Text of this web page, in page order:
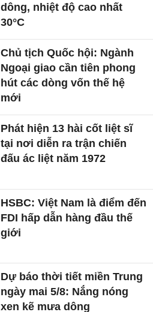
dông, nhiệt độ cao nhất
30°C
Chủ tịch Quốc hội: Ngành
Ngoại giao cần tiên phong
hút các dòng vốn thế hệ
mới
Phát hiện 13 hài cốt liệt sĩ
tại nơi diễn ra trận chiến
đấu ác liệt năm 1972
HSBC: Việt Nam là điểm đến
FDI hấp dẫn hàng đầu thế
giới
Dự báo thời tiết miền Trung
ngày mai 5/8: Nắng nóng
xen kẽ mưa dông